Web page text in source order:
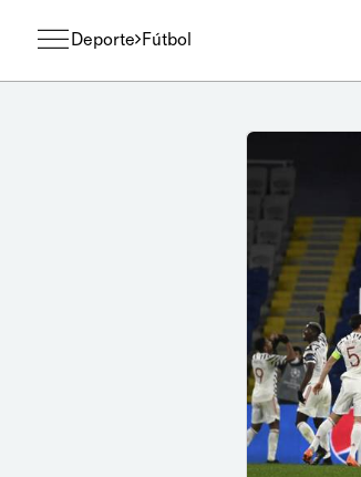
Deporte Fútbol